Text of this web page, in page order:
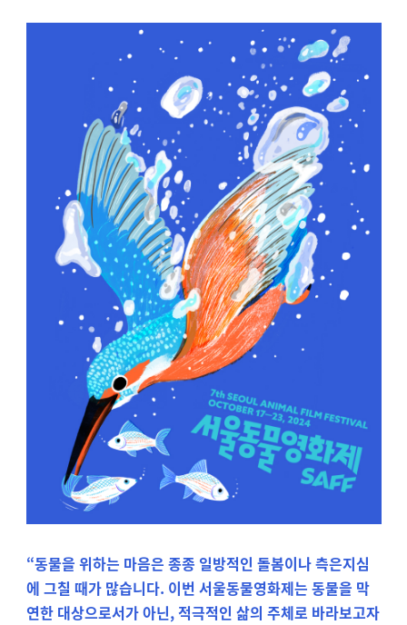
“동물을 위하는 마음은 종종 일방적인 돌봄이나 측은지심
에 그칠 때가 많습니다. 이번 서울동물영화제는 동물을 막
연한 대상으로서가 아닌, 적극적인 삶의 주체로 바라보고자